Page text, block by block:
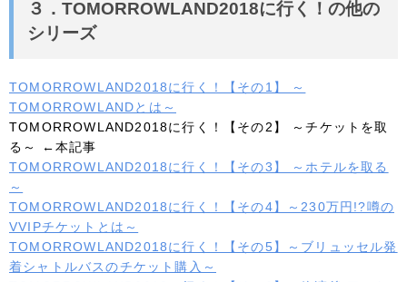
３．TOMORROWLAND2018に行く！の他の
シリーズ
TOMORROWLAND2018に行く！【その1】 ～
TOMORROWLANDとは～
TOMORROWLAND2018に行く！【その2】 ～チケットを取
る～ ←本記事
TOMORROWLAND2018に行く！【その3】 ～ホテルを取る
～
TOMORROWLAND2018に行く！【その4】～230万円!?噂の
VVIPチケットとは～
TOMORROWLAND2018に行く！【その5】～ブリュッセル発
着シャトルバスのチケット購入～